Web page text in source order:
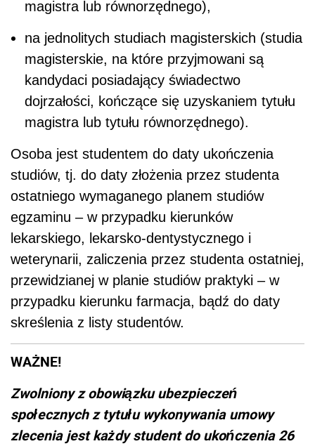
magistra lub równorzędnego),
na jednolitych studiach magisterskich (studia
magisterskie, na które przyjmowani są
kandydaci posiadający świadectwo
dojrzałości, kończące się uzyskaniem tytułu
magistra lub tytułu równorzędnego).
Osoba jest studentem do daty ukończenia
studiów, tj. do daty złożenia przez studenta
ostatniego wymaganego planem studiów
egzaminu – w przypadku kierunków
lekarskiego, lekarsko-dentystycznego i
weterynarii, zaliczenia przez studenta ostatniej,
przewidzianej w planie studiów praktyki – w
przypadku kierunku farmacja, bądź do daty
skreślenia z listy studentów.
WAŻNE!
Zwolniony z obowiązku ubezpieczeń
społecznych z tytułu wykonywania umowy
zlecenia jest każdy student do ukończenia 26